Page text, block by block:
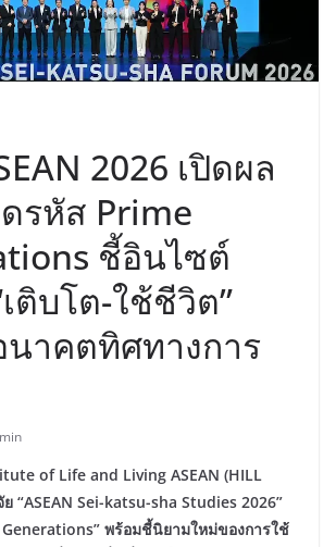
2026 เปิดผล
รหัส Prime
ชี้อินไซต์
ติบโต-ใช้ชีวิต”
นาคตทิศทางการ
of Life and Living ASEAN (HILL
ย “ASEAN Sei-katsu-sha Studies 2026”
พร้อมชี้นิยามใหม่ของการใช้